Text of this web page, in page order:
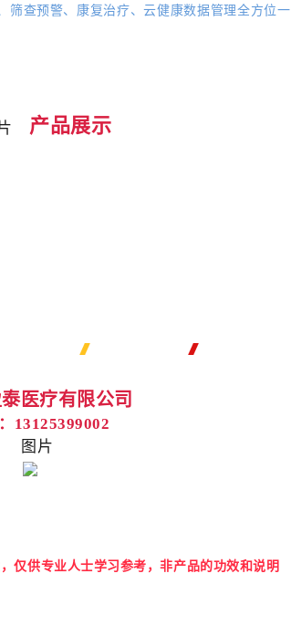
查预警、康复治疗、云健康数据管理全方位
产品展示
医疗有限公司
13125399002
仅供专业人士学习参考，非产品的功效和说明